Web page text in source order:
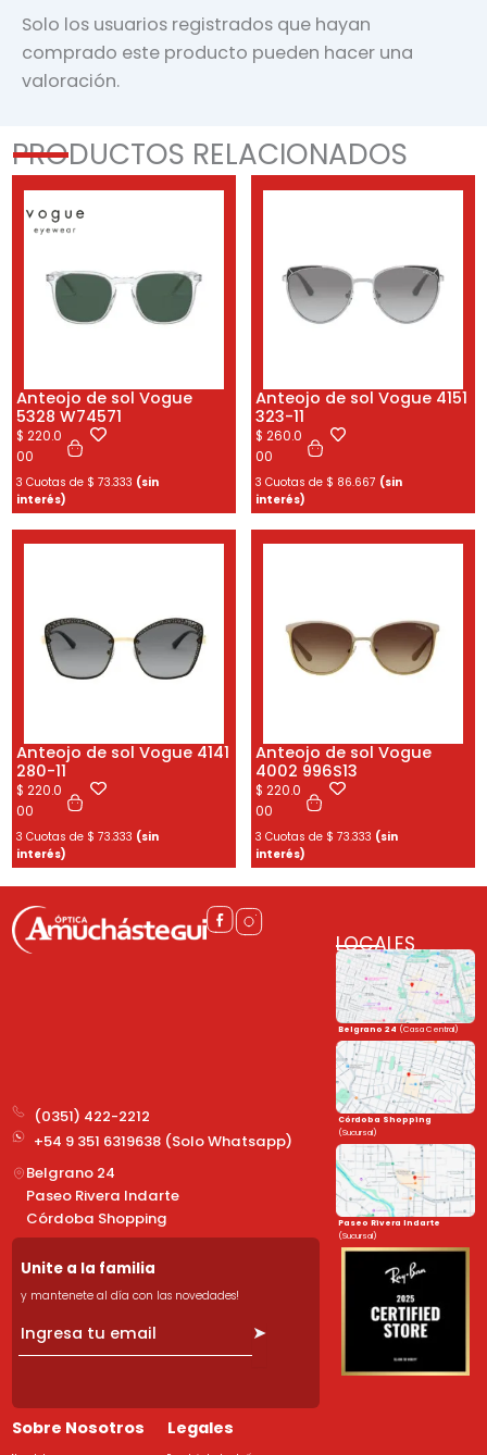
Solo los usuarios registrados que hayan
comprado este producto pueden hacer una
valoración.
PRODUCTOS RELACIONADOS
Anteojo de sol Vogue
5328 W74571
$ 220.0
00
3 Cuotas de $ 73.333 (sin
interés)
Anteojo de sol Vogue 4151
323-11
$ 260.0
00
3 Cuotas de $ 86.667 (sin
interés)
Anteojo de sol Vogue 4141
280-11
$ 220.0
00
3 Cuotas de $ 73.333 (sin
interés)
Anteojo de sol Vogue
4002 996S13
$ 220.0
00
3 Cuotas de $ 73.333 (sin
interés)
(0351) 422-2212
+54 9 351 6319638 (Solo Whatsapp)
Belgrano 24
Paseo Rivera Indarte
Córdoba Shopping
Unite a la familia
y mantenete al día con las novedades!
➤
Sobre Nosotros Legales
LOCALES
Belgrano 24 (Casa Central)
Córdoba Shopping
(Sucursal)
Paseo Rivera Indarte
(Sucursal)